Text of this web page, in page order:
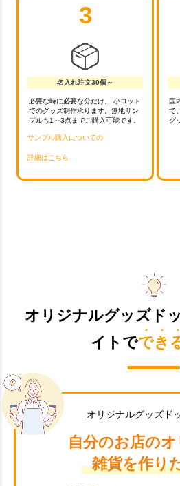
3
名入れ注文30個～
必要な時に必要な分だけ。 小ロット
でのグッズ制作承ります。無地サン
プルも1～3点までご購入可能です。
サンプル購入についての
詳細はこちら
国
で
グ
オリジナルグッズド
イトででき
オリジナルグッズド
自分のお店の
雑貨を作り